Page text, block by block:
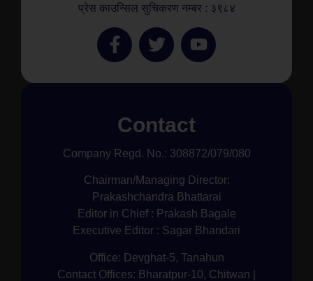
प्रेस काउन्सिल सुचिकरण नम्बर : ३९८४
Contact
Company Regd. No.: 308872/079/080
Chairman/Managing Director:
Prakashchandra Bhattarai
Editor in Chief : Prakash Bagale
Executive Editor : Sagar Bhandari
Office: Devghat-5, Tanahun
Contact Offices: Bharatpur-10, Chitwan |